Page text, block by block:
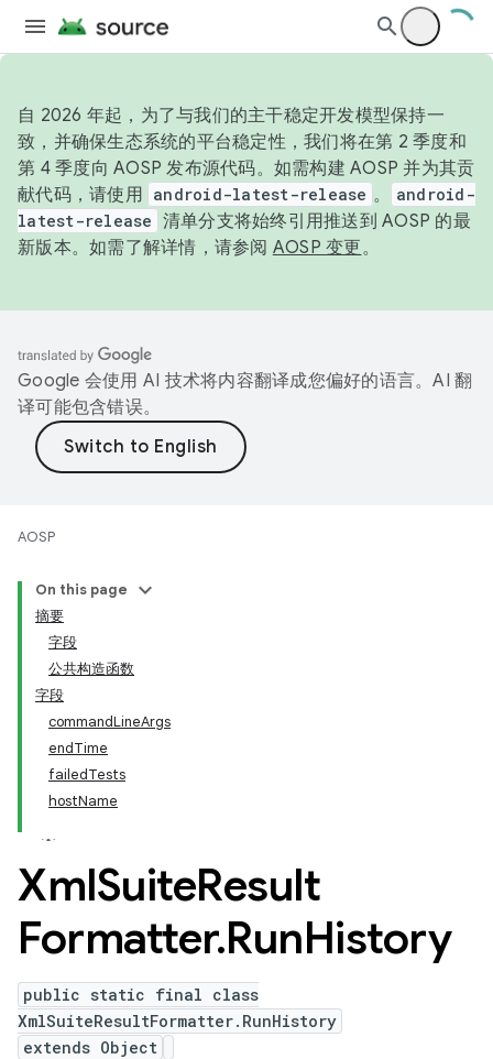
自 2026 年起，为了与我们的主干稳定开发模型保持一
致，并确保生态系统的平台稳定性，我们将在第 2 季度和
第 4 季度向 AOSP 发布源代码。如需构建 AOSP 并为其贡
献代码，请使用 android-latest-release 。
android-
latest-release 清单分支将始终引用推送到 AOSP 的最
新版本。如需了解详情，请参阅 AOSP 变更。
Google 会使用 AI 技术将内容翻译成您偏好的语言。AI 翻
译可能包含错误。
AOSP
On this page
摘要
字段
公共构造函数
字段
commandLineArgs
endTime
failedTests
hostName
XmlSuiteResult
Formatter.RunHistory
public static final class
XmlSuiteResultFormatter.RunHistory
extends Object